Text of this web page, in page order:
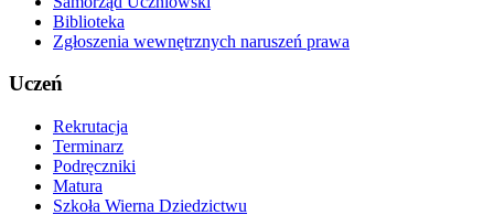
Biblioteka
Zgłoszenia wewnętrznych naruszeń prawa
Uczeń
Rekrutacja
Terminarz
Podręczniki
Matura
Szkoła Wierna Dziedzictwu